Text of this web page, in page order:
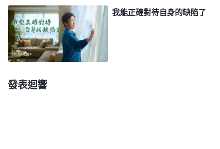
主在中國？主現在叫什麽名字啊？」那一刻，我感覺
老弟兄就好像是迷失的羊突然聽到了牧人的呼唤，在
四處尋找聲音的來源。我不禁哽咽地寫道：神的名叫
全能神，就是《聖經・啓示録》裏預言的「
這兒，讓我看到神主宰安排的這一切真的是一環緊扣
我能正確對待自身的缺陷了
發表迴響